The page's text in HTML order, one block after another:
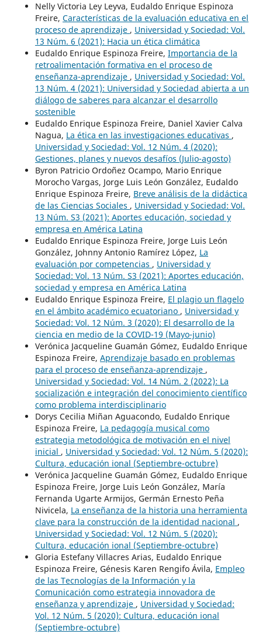
Nelly Victoria Ley Leyva, Eudaldo Enrique Espinoza
Freire, Características de la evaluación educativa en el
proceso de aprendizaje , Universidad y Sociedad: Vol.
13 Núm. 6 (2021): Hacia un ética climática
Eudaldo Enrique Espinoza Freire, Importancia de la
retroalimentación formativa en el proceso de
enseñanza-aprendizaje , Universidad y Sociedad: Vol.
13 Núm. 4 (2021): Universidad y Sociedad abierta a un
diálogo de saberes para alcanzar el desarrollo
sostenible
Eudaldo Enrique Espinoza Freire, Daniel Xavier Calva
Nagua, La ética en las investigaciones educativas ,
Universidad y Sociedad: Vol. 12 Núm. 4 (2020):
Gestiones, planes y nuevos desafíos (Julio-agosto)
Byron Patricio Ordoñez Ocampo, Mario Enrique
Morocho Vargas, Jorge Luis León González, Eudaldo
Enrique Espinoza Freire, Breve análisis de la didáctica
de las Ciencias Sociales , Universidad y Sociedad: Vol.
13 Núm. S3 (2021): Aportes educación, sociedad y
empresa en América Latina
Eudaldo Enrique Espinoza Freire, Jorge Luis León
González, Johnny Antonio Ramírez López, La
evaluación por competencias , Universidad y
Sociedad: Vol. 13 Núm. S3 (2021): Aportes educación,
sociedad y empresa en América Latina
Eudaldo Enrique Espinoza Freire, El plagio un flagelo
en el ámbito académico ecuatoriano , Universidad y
Sociedad: Vol. 12 Núm. 3 (2020): El desarrollo de la
ciencia en medio de la COVID-19 (Mayo-junio)
Verónica Jacqueline Guamán Gómez, Eudaldo Enrique
Espinoza Freire, Aprendizaje basado en problemas
para el proceso de enseñanza-aprendizaje ,
Universidad y Sociedad: Vol. 14 Núm. 2 (2022): La
socialización e integración del conocimiento científico
como problema interdisciplinario
Dorys Cecilia Miñan Aguacondo, Eudaldo Enrique
Espinoza Freire, La pedagogía musical como
estrategia metodológica de motivación en el nivel
inicial , Universidad y Sociedad: Vol. 12 Núm. 5 (2020):
Cultura, educación ional (Septiembre-octubre)
Verónica Jacqueline Guamán Gómez, Eudaldo Enrique
Espinoza Freire, Jorge Luis León González, María
Fernanda Ugarte Armijos, Germán Ernesto Peña
Nivicela, La enseñanza de la historia una herramienta
clave para la construcción de la identidad nacional ,
Universidad y Sociedad: Vol. 12 Núm. 5 (2020):
Cultura, educación ional (Septiembre-octubre)
Gloria Estefany Villacres Arias, Eudaldo Enrique
Espinoza Freire, Génesis Karen Rengifo Ávila, Empleo
de las Tecnologías de la Información y la
Comunicación como estrategia innovadora de
enseñanza y aprendizaje , Universidad y Sociedad:
Vol. 12 Núm. 5 (2020): Cultura, educación ional
(Septiembre-octubre)